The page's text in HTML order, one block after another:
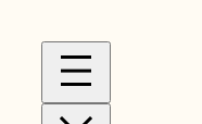
Inhalt
springen